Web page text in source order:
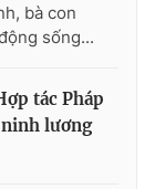
bà con
sống...
tác Pháp
ninh lương